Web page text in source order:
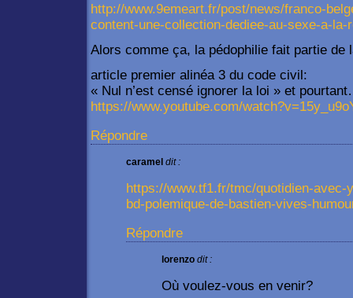
http://www.9emeart.fr/post/news/franco-
content-une-collection-dediee-au-sexe-a-la-
Alors comme ça, la pédophilie fait partie de
article premier alinéa 3 du code civil:
« Nul n’est censé ignorer la loi » et
https://www.youtube.com/
Répondre
caramel dit :
https://www.tf1.fr/tmc/quotidien-
bd-polemique-de-bastien-vives-
Répondre
lorenzo dit :
Où voulez-vous en venir?